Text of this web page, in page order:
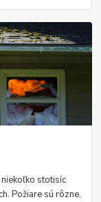
stotisíc
Požiare sú rôzne,